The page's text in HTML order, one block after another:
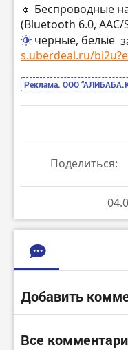
🔸 Беспроводные
(Bluetooth 6.0,
черные, белые
s.uberdeal.ru/
Реклама. ООО
Поделиться:
Добавить
Все